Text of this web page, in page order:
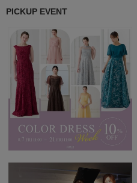
PICKUP EVENT